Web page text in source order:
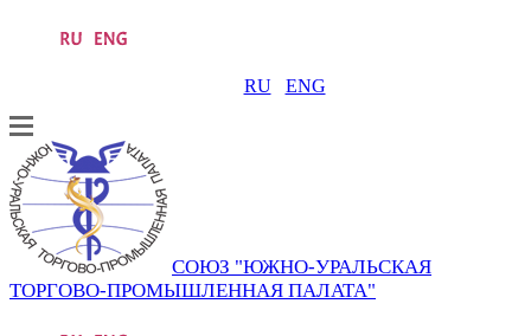
RU ENG
СОЮЗ "ЮЖНО-УРАЛЬСКАЯ
ТОРГОВО-ПРОМЫШЛЕННАЯ ПАЛАТА"